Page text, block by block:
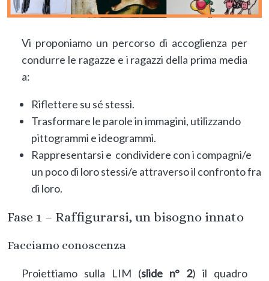
Vi proponiamo un percorso di accoglienza per
condurre le ragazze e i ragazzi della prima media
a:
Riflettere su sé stessi.
Trasformare le parole in immagini, utilizzando
pittogrammi e ideogrammi.
Rappresentarsi e condividere con i compagni/e
un poco di loro stessi/e attraverso il confronto fra
di loro.
Fase 1 – Raffigurarsi, un bisogno innato
Facciamo conoscenza
Proiettiamo sulla LIM (slide n° 2) il quadro